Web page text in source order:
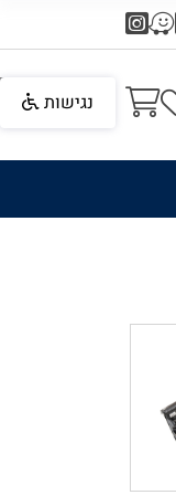
נגישות